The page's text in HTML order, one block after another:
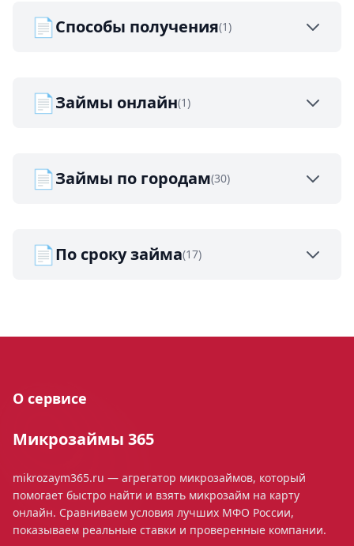
📄Способы получения(1)
📄Займы онлайн(1)
📄Займы по городам(30)
📄По сроку займа(17)
О сервисе
Микрозаймы 365
mikrozaym365.ru — агрегатор микрозаймов, который
помогает быстро найти и взять микрозайм на карту
онлайн. Сравниваем условия лучших МФО России,
показываем реальные ставки и проверенные компании.